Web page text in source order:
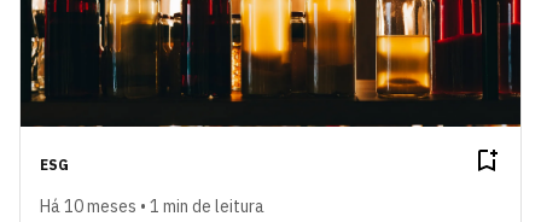
ESG
Há 10 meses • 1 min de leitura